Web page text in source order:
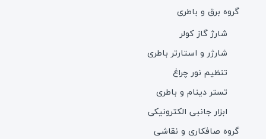
گروه برق و باطری
شارژ گاز کولر
شارژر و استارتر باطری
تنظیم نور چراغ
تستر دینام و باطری
ابزار جانبی الکترونیکی
گروه صافکاری و نقاشی